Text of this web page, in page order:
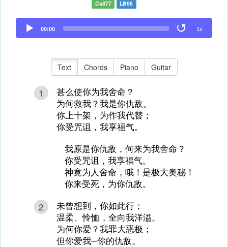
Cs877 LB66
Audio
Player
00:00 1x
Text Chords Piano Guitar
1
甚么使你为我舍命？
为何救我？我是你仇敌。
你上十架，为作我代替；
你受咒诅，我享福气。
我原是你仇敌，何来为我舍命？
你受咒诅，我享福气。
神竟为人舍命，哦！是极大奥秘！
你来受死，为你仇敌。
2
未曾想到，你如此行；
温柔、怜恤，全向我洋溢。
为何你爱？我罪大恶极；
但你爱我─你的仇敌。